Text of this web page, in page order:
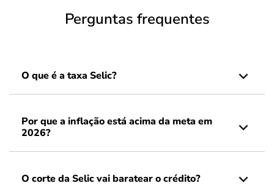
Perguntas frequentes
O que é a taxa Selic?
Por que a inflação está acima da meta em
2026?
O corte da Selic vai baratear o crédito?